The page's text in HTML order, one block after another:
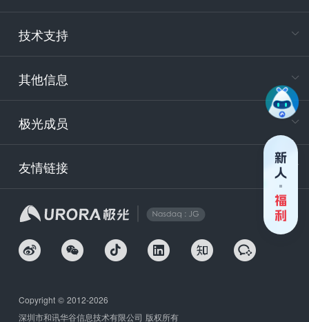
技术支持
其他信息
极光成员
友情链接
Copyright © 2012-2026
深圳市和讯华谷信息技术有限公司 版权所有
电
400-
技
安
企